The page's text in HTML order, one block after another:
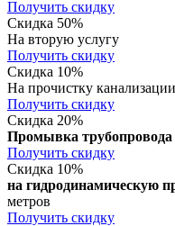
Получить скидку
Скидка 50%
На вторую услугу
Получить скидку
Скидка 10%
На прочистку
Получить скидку
Скидка 20%
Промывка трубопровода
Получить скидку
Скидка 10%
на гидродинамическую
метров
Получить скидку